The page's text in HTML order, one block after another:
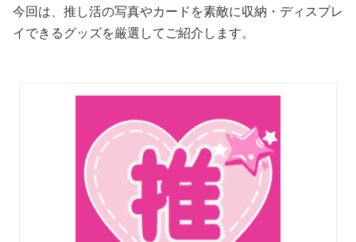
今回は、推し活の写真やカードを素敵に収納・ディスプレ
イできるグッズを厳選してご紹介します。